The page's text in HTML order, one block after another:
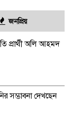
জনপ্রিয়
প্রার্থী অলি আহমদ
সম্ভাবনা দেখছেন